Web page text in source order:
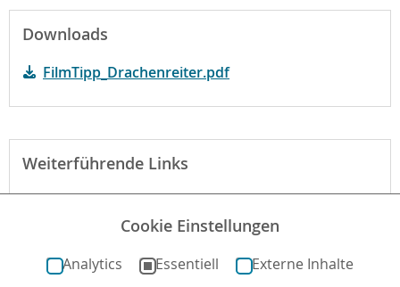
Downloads
FilmTipp_Drachenreiter.pdf
Weiterführende Links
Der Film bei filmportal.deCookie Einstellungen
Analytics Essentiell
Externe Inhalte